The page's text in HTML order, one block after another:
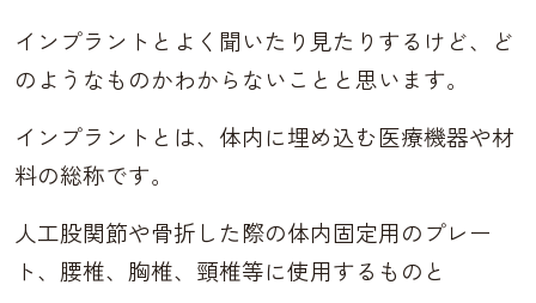
インプラントとよく聞いたり見たりするけど、ど
のようなものかわからないことと思います。
インプラントとは、体内に埋め込む医療機器や材
料の総称です。
人工股関節や骨折した際の体内固定用のプレー
ト、腰椎、胸椎、頸椎等に使用するものと